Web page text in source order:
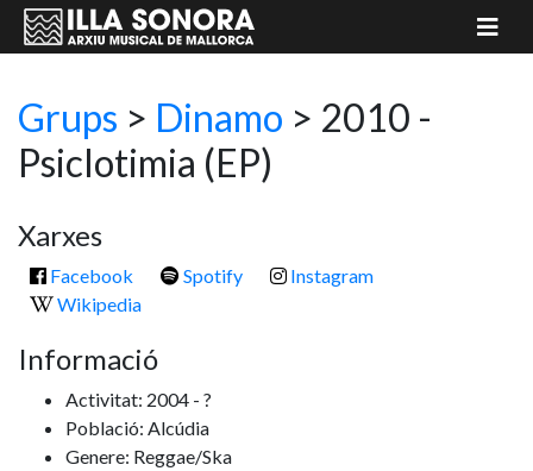
Grups > Dinamo > 2010 -
Psiclotimia (EP)
Xarxes
Facebook Spotify
Instagram
Wikipedia
Informació
Activitat: 2004 - ?
Població: Alcúdia
Genere: Reggae/Ska